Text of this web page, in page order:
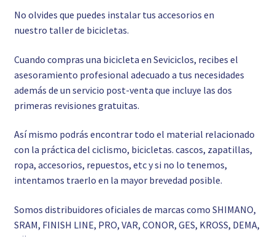
No olvides que puedes instalar tus accesorios en
nuestro taller de bicicletas.
Cuando compras una bicicleta en Seviciclos, recibes el
asesoramiento profesional adecuado a tus necesidades
además de un servicio post-venta que incluye las dos
primeras revisiones gratuitas.
Así mismo podrás encontrar todo el material relacionado
con la práctica del ciclismo, bicicletas. cascos, zapatillas,
ropa, accesorios, repuestos, etc y si no lo tenemos,
intentamos traerlo en la mayor brevedad posible.
Somos distribuidores oficiales de marcas como SHIMANO,
SRAM, FINISH LINE, PRO, VAR, CONOR, GES, KROSS, DEMA,